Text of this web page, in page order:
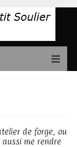
de forge, ou
me rendre